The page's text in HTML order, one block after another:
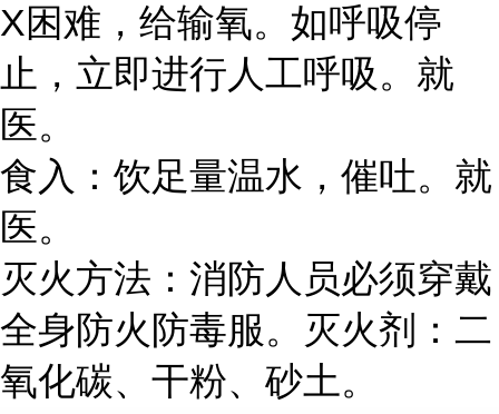
X困难，给输氧。如呼吸停
止，立即进行人工呼吸。就
医。
食入：饮足量温水，催吐。就
医。
灭火方法：消防人员必须穿戴
全身防火防毒服。灭火剂：二
氧化碳、干粉、砂土。